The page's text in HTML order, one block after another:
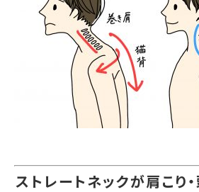
ストレートネックが肩こり